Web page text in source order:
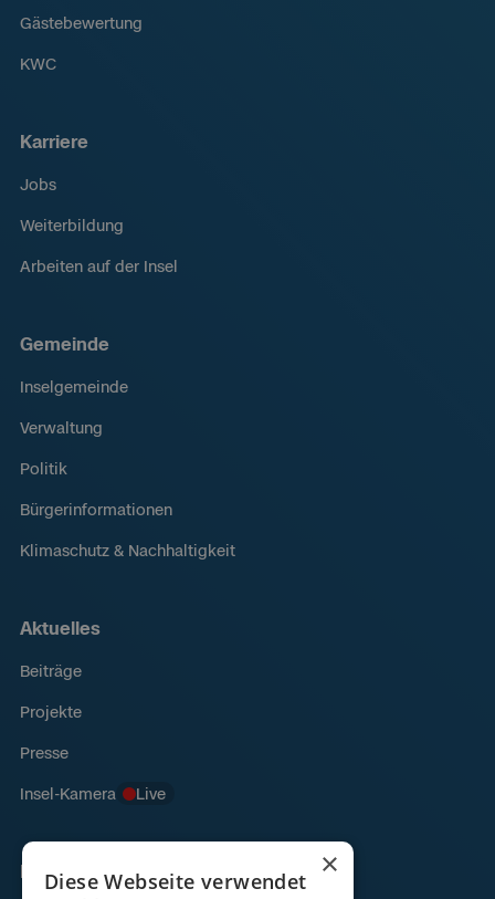
Gästebewertung
KWC
Karriere
Jobs
Weiterbildung
Arbeiten auf der Insel
Gemeinde
Inselgemeinde
Verwaltung
Politik
Bürgerinformationen
Klimaschutz & Nachhaltigkeit
Aktuelles
Beiträge
Projekte
Presse
Insel-Kamera Live
Links ×
Diese Webseite verwendet